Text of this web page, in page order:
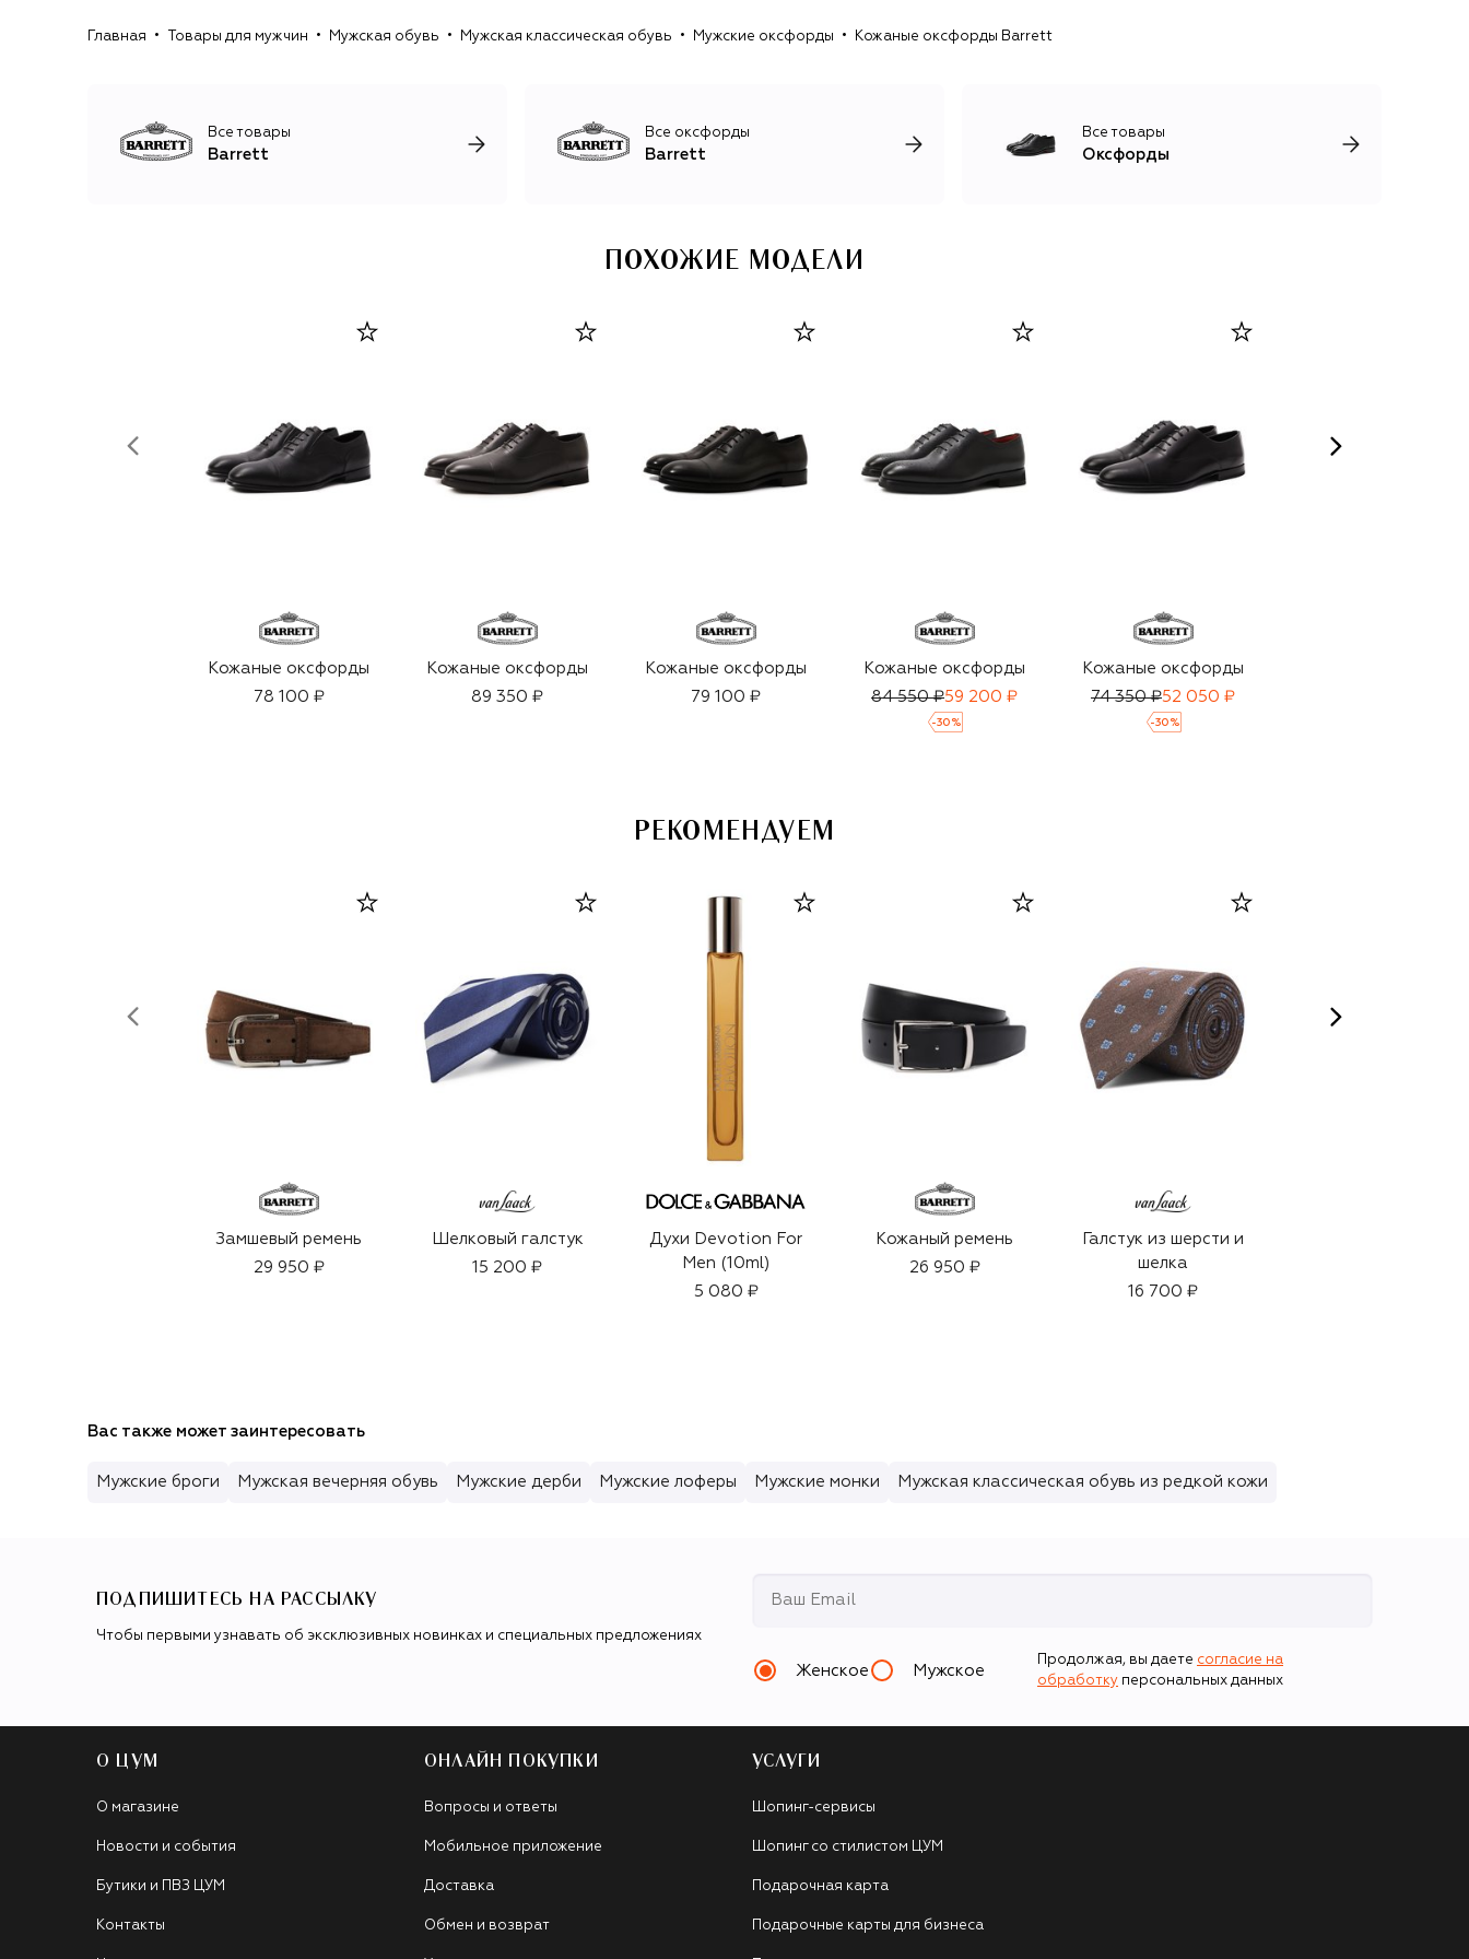
модели с элементами спортивного стиля выходят в
Главная Товары для мужчин Мужская обувь Мужская классическая обувь Мужские оксфорды Кожаные оксфорды Barrett
Все товары
Barrett
Все оксфорды
Barrett
Все товары
Оксфорды
ПОХОЖИЕ МОДЕЛИ
Кожаные оксфорды
78 100 ₽
Кожаные оксфорды
89 350 ₽
Кожаные оксфорды
79 100 ₽
Кожаные оксфорды
84 550 ₽59 200 ₽
-30 %
Кожаные оксфорды
74 350 ₽52 050 ₽
-30 %
РЕКОМЕНДУЕМ
Замшевый ремень
29 950 ₽
Шелковый галстук
15 200 ₽
Духи Devotion For
Men (10ml)
5 080 ₽
Кожаный ремень
26 950 ₽
Галстук из шерсти и
шелка
16 700 ₽
Вас также может заинтересовать
Мужские броги Мужская вечерняя обувь Мужские дерби Мужские лоферы Мужские монки Мужская классическая обувь из редкой кожи
ПОДПИШИТЕСЬ НА РАССЫЛКУ
Чтобы первыми узнавать об эксклюзивных новинках и специальных предложениях
Женское Мужское
Продолжая, вы даете согласие на
обработку персональных данных
О ЦУМ
О магазине
Новости и события
Бутики и ПВЗ ЦУМ
Контакты
ОНЛАЙН ПОКУПКИ
Вопросы и ответы
Мобильное приложение
Доставка
Обмен и возврат
УСЛУГИ
Шопинг-сервисы
Шопинг со стилистом ЦУМ
Подарочная карта
Подарочные карты для бизнеса